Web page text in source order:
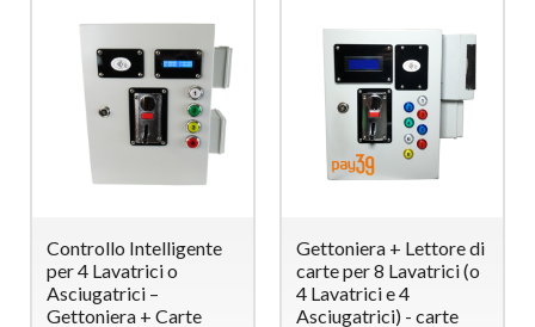
Controllo Intelligente
per 4 Lavatrici o
Asciugatrici –
Gettoniera + Carte
Gettoniera + Lettore di
carte per 8 Lavatrici (o
4 Lavatrici e 4
Asciugatrici) - carte